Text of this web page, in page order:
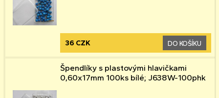
36 CZK DO KOŠÍKU
Špendlíky s plastovými hlavičkami
0,60x17mm 100ks bílé; J638W-100phk